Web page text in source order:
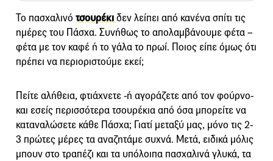
Το πασχαλινό τσουρέκιδεν λείπει από κανένα σπίτι τις
ημέρες του Πάσχα. Συνήθως το απολαμβάνουμε φέτα –
φέτα με τον καφέ ή το γάλα το πρωί. Ποιος είπε όμως ότι
πρέπει να περιοριστούμε εκεί;
Πείτε αλήθεια, φτιάχνετε -ή αγοράζετε από τον φούρνο-
και εσείς περισσότερα τσουρέκια από όσα μπορείτε να
καταναλώσετε κάθε Πάσχα; Γιατί μεταξύ μας, μόνο τις 2-
3 πρώτες μέρες τα αναζητάμε συχνά. Μετά, ειδικά μόλις
μπουν στο τραπέζι και τα υπόλοιπα πασχαλινά γλυκά, τα